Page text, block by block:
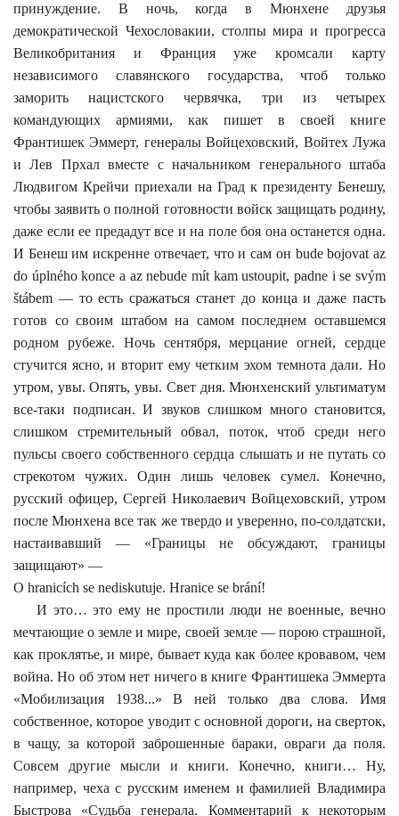
принуждение. В ночь, когда в Мюнхене друзья
демократической Чехословакии, столпы мира и прогресса
Великобритания и Франция уже кромсали карту
независимого славянского государства, чтоб только
заморить нацистского червячка, три из четырех
командующих армиями, как пишет в своей книге
Франтишек Эммерт, генералы Войцеховский, Войтех Лужа
и Лев Прхал вместе с начальником генерального штаба
Людвигом Крейчи приехали на Град к президенту Бенешу,
чтобы заявить о полной готовности войск защищать родину,
даже если ее предадут все и на поле боя она останется одна.
И Бенеш им искренне отвечает, что и сам он bude bojovat az
do úplného konce a az nebude mít kam ustoupit, padne i se svým
štábem — то есть сражаться станет до конца и даже пасть
готов со своим штабом на самом последнем оставшемся
родном рубеже. Ночь сентября, мерцание огней, сердце
стучится ясно, и вторит ему четким эхом темнота дали. Но
утром, увы. Опять, увы. Свет дня. Мюнхенский ультиматум
все-таки подписан. И звуков слишком много становится,
слишком стремительный обвал, поток, чтоб среди него
пульсы своего собственного сердца слышать и не путать со
стрекотом чужих. Один лишь человек сумел. Конечно,
русский офицер, Сергей Николаевич Войцеховский, утром
после Мюнхена все так же твердо и уверенно, по-солдатски,
настаивавший — «Границы не обсуждают, границы
защищают» —
O hranicích se nediskutuje. Hranice se brání!
И это… это ему не простили люди не военные, вечно
мечтающие о земле и мире, своей земле — порою страшной,
как проклятье, и мире, бывает куда как более кровавом, чем
война. Но об этом нет ничего в книге Франтишека Эммерта
«Мобилизация 1938...» В ней только два слова. Имя
собственное, которое уводит с основной дороги, на сверток,
в чащу, за которой заброшенные бараки, овраги да поля.
Совсем другие мысли и книги. Конечно, книги… Ну,
например, чеха с русским именем и фамилией Владимира
Быстрова «Судьба генерала. Комментарий к некоторым